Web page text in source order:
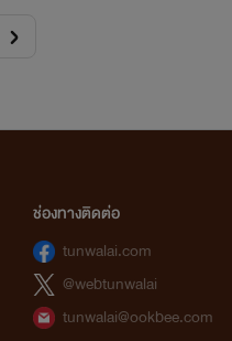
ช่องทางติดต่อ
tunwalai.com
@webtunwalai
tunwalai@ookbee.com